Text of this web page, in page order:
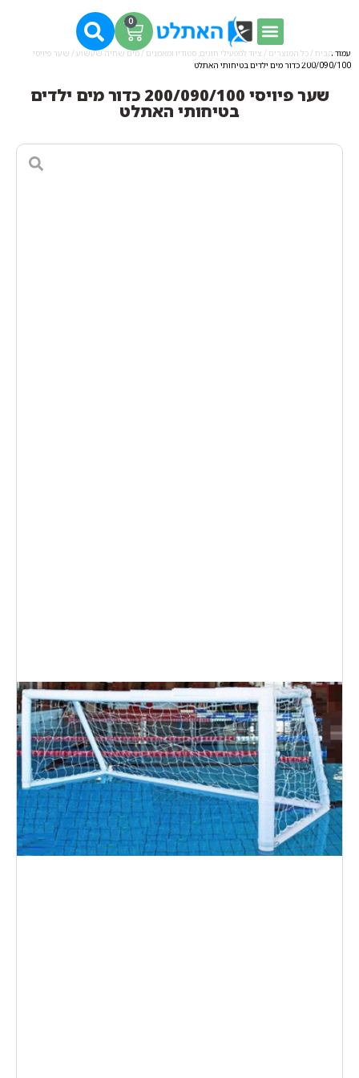
0
עמוד הבית / כל המוצרים / ציוד למפעילי חוגים, סטודיו ומאמנים / מים שחיה שעשוע / שער פיויסי
200/090/100 כדור מים ילדים בטיחותי האתלט
שער פיויסי 200/090/100 כדור מים ילדים
בטיחותי האתלט